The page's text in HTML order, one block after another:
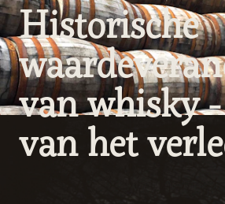
Historische
van whisky
van het